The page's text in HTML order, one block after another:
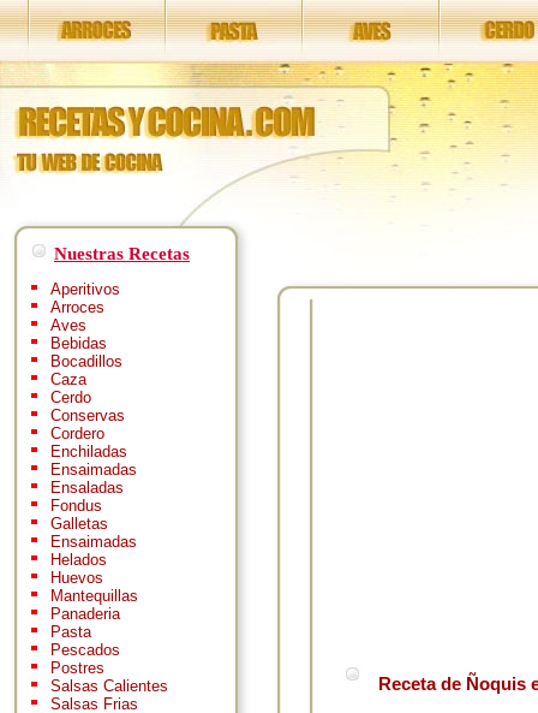
Nuestras Recetas
Aperitivos
Arroces
Aves
Bebidas
Bocadillos
Caza
Cerdo
Conservas
Cordero
Enchiladas
Ensaimadas
Ensaladas
Fondus
Galletas
Ensaimadas
Helados
Huevos
Mantequillas
Panaderia
Pasta
Pescados
Postres
Salsas Calientes
Salsas Frias
Receta de Ñoquis